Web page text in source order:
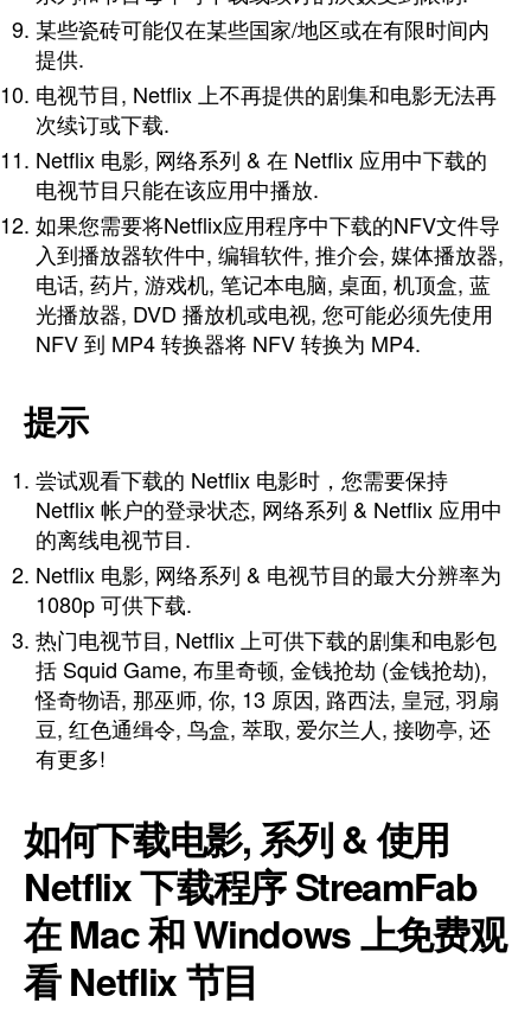
某些瓷砖可能仅在某些国家/地区或在有限时间内
提供.
电视节目, Netflix 上不再提供的剧集和电影无法再
次续订或下载.
Netflix 电影, 网络系列 & 在 Netflix 应用中下载的
电视节目只能在该应用中播放.
如果您需要将Netflix应用程序中下载的NFV文件导
入到播放器软件中, 编辑软件, 推介会, 媒体播放器,
电话, 药片, 游戏机, 笔记本电脑, 桌面, 机顶盒, 蓝
光播放器, DVD 播放机或电视, 您可能必须先使用
NFV 到 MP4 转换器将 NFV 转换为 MP4.
提示
尝试观看下载的 Netflix 电影时，您需要保持
Netflix 帐户的登录状态, 网络系列 & Netflix 应用中
的离线电视节目.
Netflix 电影, 网络系列 & 电视节目的最大分辨率为
1080p 可供下载.
热门电视节目, Netflix 上可供下载的剧集和电影包
括 Squid Game, 布里奇顿, 金钱抢劫 (金钱抢劫),
怪奇物语, 那巫师, 你, 13 原因, 路西法, 皇冠, 羽扇
豆, 红色通缉令, 鸟盒, 萃取, 爱尔兰人, 接吻亭, 还
有更多!
如何下载电影, 系列 & 使用
Netflix 下载程序 StreamFab
在 Mac 和 Windows 上免费观
看 Netflix 节目